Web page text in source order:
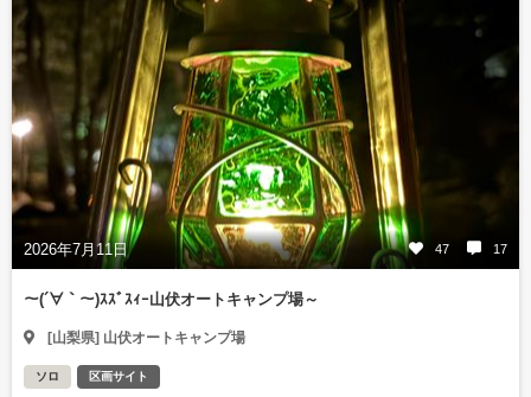
2026年7月11日 47 17
～(´∀｀～)ｽｽﾞｽｨｰ山伏オートキャンプ場～
[山梨県] 山伏オートキャンプ場
ソロ 区画サイト